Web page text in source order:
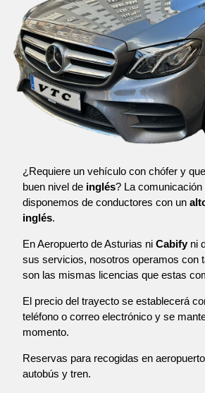
¿Requiere un vehículo con chófer y
buen nivel de inglés? La
disponemos de conductores con un
inglés.
En Aeropuerto de Asturias ni Cabify ni
sus servicios, nosotros operamos con
son las mismas licencias que estas
El precio del trayecto se establecerá
teléfono o correo electrónico y se
momento.
Reservas para recogidas en
autobús y tren.